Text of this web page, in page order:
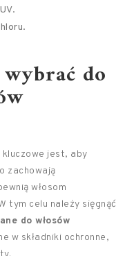
do
kluczowe jest, aby
zachowają
włosom
tym celu należy sięgnąć
do włosów
w składniki ochronne,